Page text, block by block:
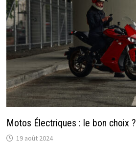
Motos Électriques : le bon choix ?
19 août 2024